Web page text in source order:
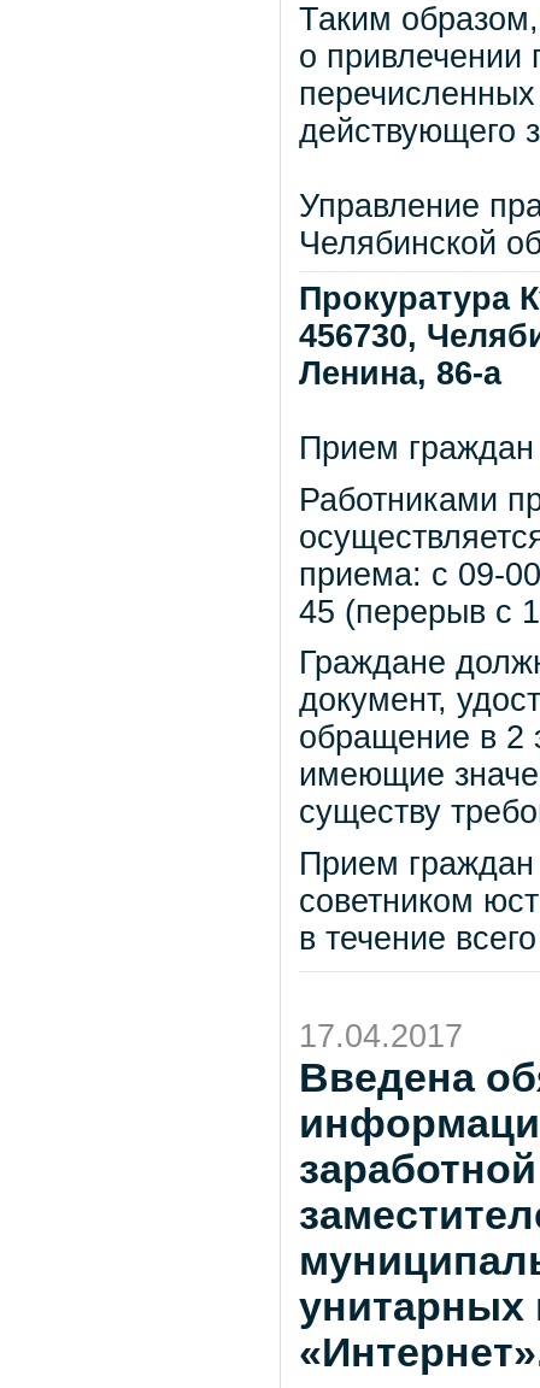
Таким
о привлечении
перечисленных
действующего
Управление
Челябинской
Прокуратура
456730,
Ленина, 86-а
Прием граждан
Работниками
приема: с 09-
45 (перерыв с
Граждане
документ,
обращение в 2
имеющие
существу
Прием
советником
в течение
17.04.2017
Введена
унитарных